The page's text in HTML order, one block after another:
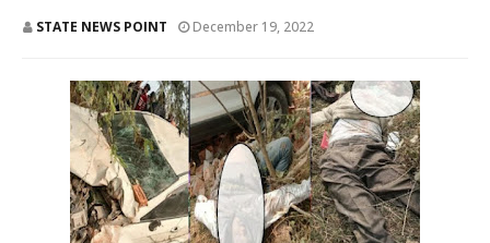
STATE NEWS POINT December 19, 2022